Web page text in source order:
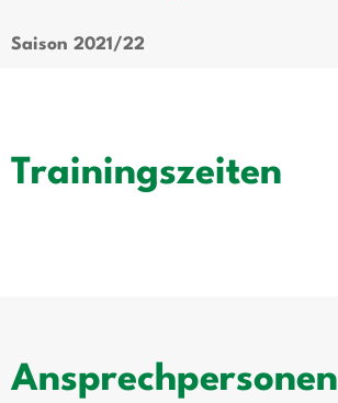
Saison 2021/22
Trainingszeiten
Ansprechpersonen